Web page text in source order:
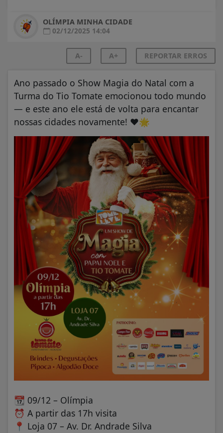
OLÍMPIA MINHA CIDADE
02/12/2025 14:04
A- A+ REPORTAR ERROS
Ano passado o Show Magia do Natal com a
Turma do Tio Tomate emocionou todo mundo
— e este ano ele está de volta para encantar
nossas cidades novamente! ❤️🌟
📆 09/12 – Olímpia
⏰ A partir das 17h visita
📍 Loja 07 – Av. Dr. Andrade Silva